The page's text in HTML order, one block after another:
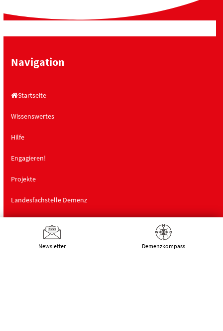
Navigation
Startseite
Wissenswertes
Hilfe
Engagieren!
Projekte
Landesfachstelle Demenz
Newsletter Demenz­kompass